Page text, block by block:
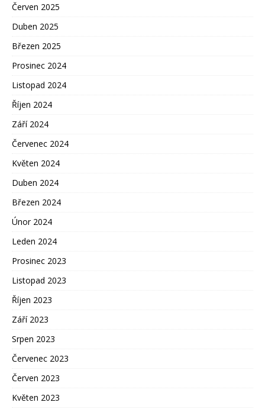
Červen 2025
Duben 2025
Březen 2025
Prosinec 2024
Listopad 2024
Říjen 2024
Září 2024
Červenec 2024
Květen 2024
Duben 2024
Březen 2024
Únor 2024
Leden 2024
Prosinec 2023
Listopad 2023
Říjen 2023
Září 2023
Srpen 2023
Červenec 2023
Červen 2023
Květen 2023